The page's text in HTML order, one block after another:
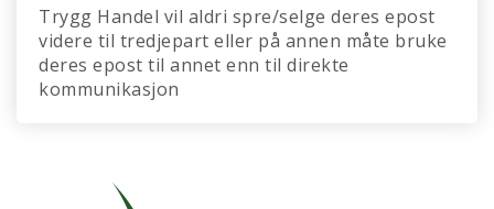
Trygg Handel vil aldri spre/selge deres epost
videre til tredjepart eller på annen måte bruke
deres epost til annet enn til direkte
kommunikasjon